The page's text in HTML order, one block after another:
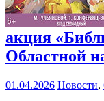
акция
Областной
01.04.2026 Новости,